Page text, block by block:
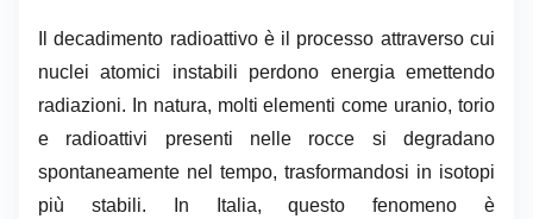
Il decadimento radioattivo è il processo attraverso cui
nuclei atomici instabili perdono energia emettendo
radiazioni. In natura, molti elementi come uranio, torio
e radioattivi presenti nelle rocce si degradano
spontaneamente nel tempo, trasformandosi in isotopi
più stabili. In Italia, questo fenomeno è